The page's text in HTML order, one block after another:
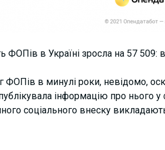
ФОПів в Україні зросла на 57 509:
ФОПів в минулі роки, невідомо,
інформацію про нього
соціального внеску